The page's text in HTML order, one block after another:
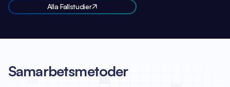
Alla Fallstudier
Samarbetsmetoder